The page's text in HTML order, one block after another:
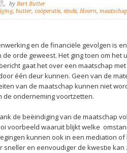
by Bert Butter
, butter, coöperatie, einde, Hoorn, maatschap
en de financiële gevolgen is
de orde geweest. Het ging toen om het
gaat het over een maatschap
één deur kunnen. Geen van de
van de maatschap kunnen niet
de onderneming voortzetten.
de beëindiging van de maatschap
voorbeeld waaruit blijkt welke
kunnen ook in een mediation
sneller en eenvoudiger de kwestie kan